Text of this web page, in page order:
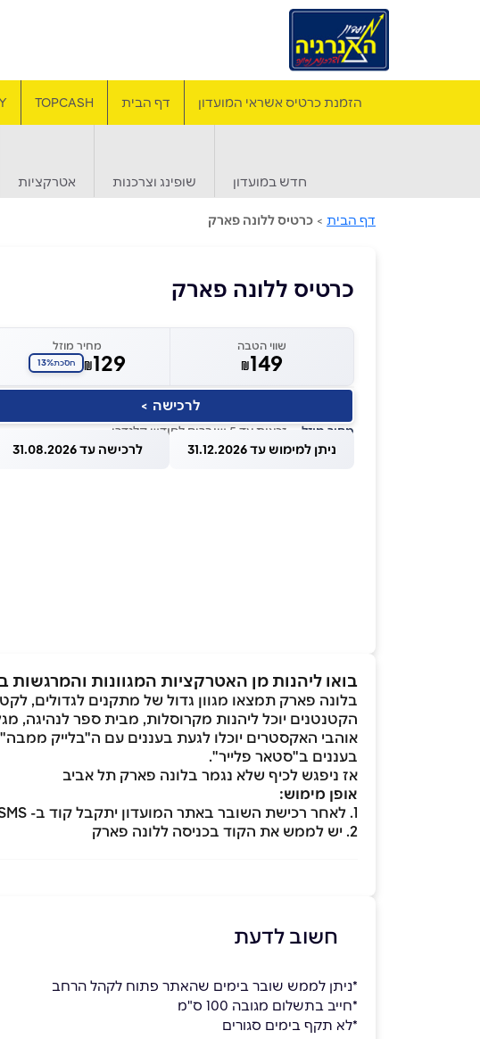
הזמנת כרטיס אשראי המועדון דף הבית TOPCASH
חדש במועדון שופינג וצרכנות אטרקציות
דף הבית > כרטיס ללונה פארק
כרטיס ללונה פארק
שווי הטבה
₪149
מחיר מוזל
₪129 חסכת13%
לרכישה >
מחיר מוזל — זכאות עד 5 שוברים לחודש קלנדרי
ניתן למימוש עד 31.12.2026 לרכישה עד 31.08.2026
בואו ליהנות מן האטרקציות המגוונות
בלונה פארק תמצאו מגוון גדול של מתקנים לגדולים,
הקטנטנים יוכל ליהנות מקרוסלות, מבית ספר לנהיגה,
בעננים ב"סטאר פלייר".
אז ניפגש לכיף שלא נגמר בלונה פארק תל אביב
אופן מימוש:
1. לאחר רכישת השובר באתר המועדון יתקבל קוד ב- SMS
2. יש לממש את הקוד בכניסה ללונה פארק
חשוב לדעת
*ניתן לממש שובר בימים שהאתר פתוח לקהל הרחב
*חייב בתשלום מגובה 100 ס"מ
*לא תקף בימים סגורים